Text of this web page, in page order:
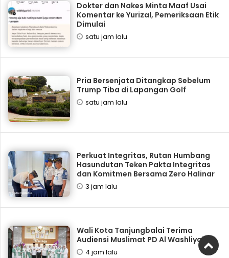
Dokter dan Nakes Minta Maaf Usai
Komentar ke Yurizal, Pemeriksaan Etik
Dimulai
satu jam lalu
Pria Bersenjata Ditangkap Sebelum
Trump Tiba di Lapangan Golf
satu jam lalu
Perkuat Integritas, Rutan Humbang
Hasundutan Teken Pakta Integritas
dan Komitmen Bersama Zero Halinar
3 jam lalu
Wali Kota Tanjungbalai Terima
Audiensi Muslimat PD Al Washliyah
4 jam lalu